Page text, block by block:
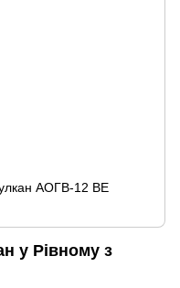
АОГВ-12 ВЕ
у Рівному з